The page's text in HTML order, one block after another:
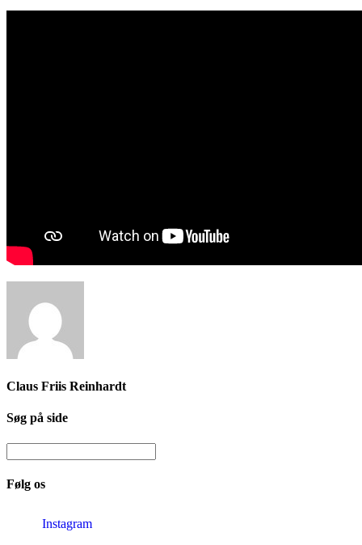
Claus Friis Reinhardt
Søg på side
Følg os
Instagram